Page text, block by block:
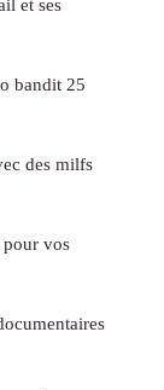
bandit 25
des milfs
pour vos